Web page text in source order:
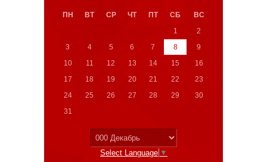
ПН ВТ СР ЧТ ПТ СБ
ВС
1
2
3
4 5 6 7 8
9
10
11 12 13 14 15
16
17
18 19 20 21 22
23
24
25 26 27 28 29
30
31
Select Language ▼